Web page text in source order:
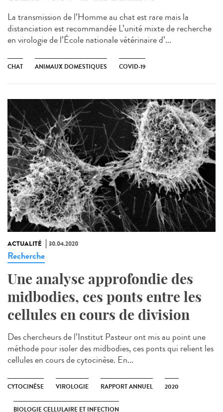
La transmission de l’Homme au chat est rare mais la
distanciation est recommandée L’unité mixte de recherche
en virologie de l’École nationale vétérinaire d’...
CHAT ANIMAUX DOMESTIQUES COVID-19
ACTUALITÉ 30.04.2020
Recherche
Une analyse approfondie des
midbodies, ces ponts entre les
cellules en cours de division
Des chercheurs de l’Institut Pasteur ont mis au point une
méthode pour isoler des midbodies, ces ponts qui relient les
cellules en cours de cytocinèse. En...
CYTOCINÈSE VIROLOGIE RAPPORT ANNUEL 2020
BIOLOGIE CELLULAIRE ET INFECTION